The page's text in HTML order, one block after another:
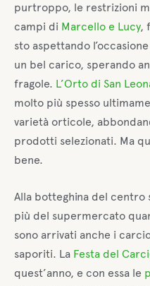
purtroppo, le restrizioni
campi di Marcello e Lucy,
sto aspettando
un bel carico, sperando
fragole. L’Orto di San
molto più spesso
varietà orticole,
prodotti selezionati. Ma
bene.
Alla botteghina del
più del supermercato
sono arrivati anche i
saporiti. La Festa del
quest’anno, e con essa le